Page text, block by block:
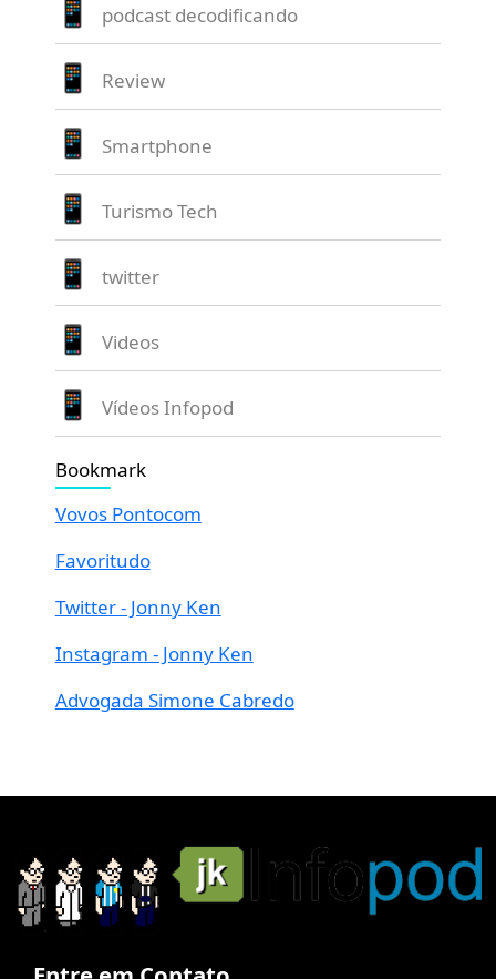
podcast decodificando
Review
Smartphone
Turismo Tech
twitter
Videos
Vídeos Infopod
Bookmark
Vovos Pontocom
Favoritudo
Twitter - Jonny Ken
Instagram - Jonny Ken
Advogada Simone Cabredo